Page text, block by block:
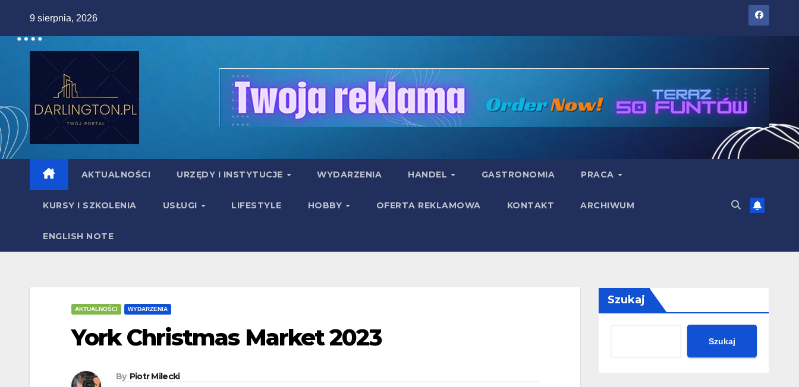
content
9 sierpnia, 2026
AKTUALNOŚCI URZĘDY I INSTYTUCJE WYDARZENIA HANDEL GASTRONOMIA PRACA
KURSY I SZKOLENIA USŁUGI LIFESTYLE HOBBY OFERTA REKLAMOWA KONTAKT ARCHIWUM
ENGLISH NOTE
AKTUALNOŚCI WYDARZENIA
York Christmas Market 2023
By Piotr Milecki
Szukaj
Szukaj